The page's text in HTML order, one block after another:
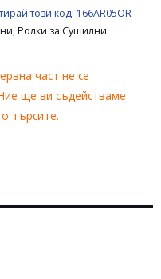
този код: 166AR05OR
,Ролки за Сушилни
част не се
ще ви съдействаме
търсите.